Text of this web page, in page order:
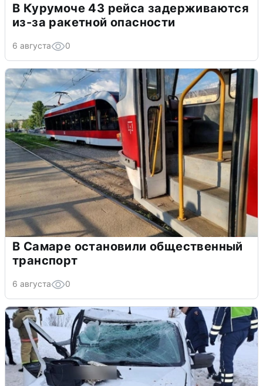
В Курумоче 43 рейса задерживаются
из-за ракетной опасности
6 августа 0
В Самаре остановили общественный
транспорт
6 августа 0